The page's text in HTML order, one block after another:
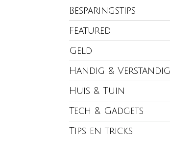
Besparingstips
Featured
Geld
Handig & Verstandig
Huis & Tuin
Tech & Gadgets
Tips en tricks